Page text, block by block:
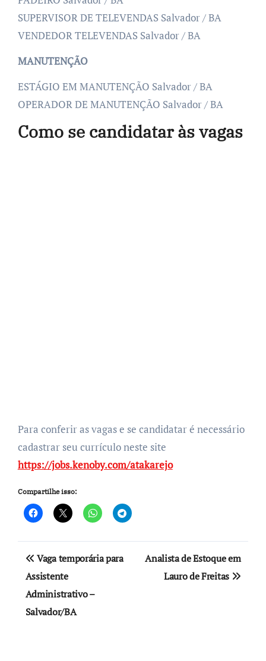
SUPERVISOR DE TELEVENDAS Salvador / BA
VENDEDOR TELEVENDAS Salvador / BA
MANUTENÇÃO
ESTÁGIO EM MANUTENÇÃO Salvador / BA
OPERADOR DE MANUTENÇÃO Salvador / BA
Como se candidatar às vagas
Para conferir as vagas e se candidatar é necessário
cadastrar seu currículo neste site
https://jobs.kenoby.com/atakarejo
Compartilhe isso:
Navegação
de
Post
Vaga temporária para
Assistente
Administrativo –
Salvador/BA
Analista de Estoque em
Lauro de Freitas